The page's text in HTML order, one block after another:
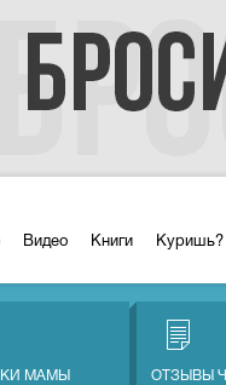
Видео Книги Куришь?
МАМЫ
ОТЗЫВЫ